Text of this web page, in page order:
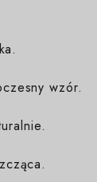
wzór.